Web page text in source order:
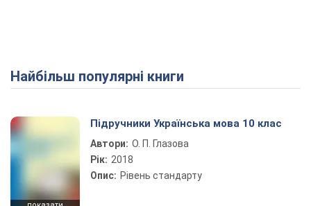
Найбільш популярні книги
Підручники Українська мова 10 клас
Автори: О. П. Глазова
Рік: 2018
Опис: Рівень стандарту